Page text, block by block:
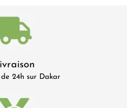
de 24h sur Dakar